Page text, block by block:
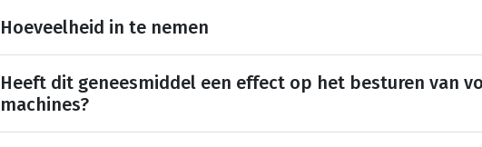
Hoeveelheid in te nemen
Heeft dit geneesmiddel een effect op het besturen van
machines?